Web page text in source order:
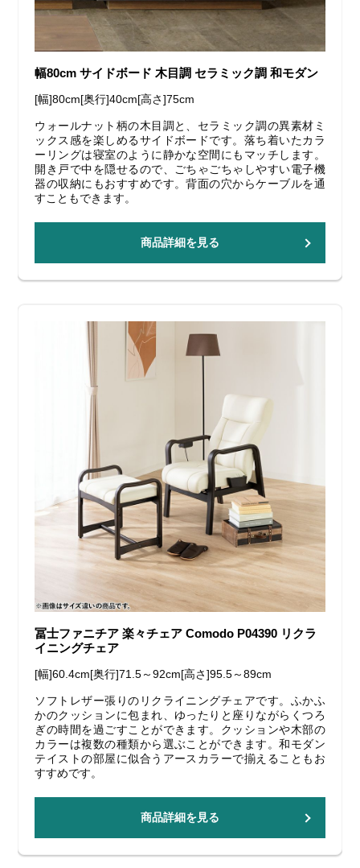
幅80cm サイドボード 木目調 セラミック調 和モダン
[幅]80cm[奥行]40cm[高さ]75cm
ウォールナット柄の木目調と、セラミック調の異素材ミ
ックス感を楽しめるサイドボードです。落ち着いたカラ
ーリングは寝室のように静かな空間にもマッチします。
開き戸で中を隠せるので、ごちゃごちゃしやすい電子機
器の収納にもおすすめです。背面の穴からケーブルを通
すこともできます。
商品詳細を見る
冨士ファニチア 楽々チェア Comodo P04390 リクラ
イニングチェア
[幅]60.4cm[奥行]71.5～92cm[高さ]95.5～89cm
ソフトレザー張りのリクライニングチェアです。ふかふ
かのクッションに包まれ、ゆったりと座りながらくつろ
ぎの時間を過ごすことができます。クッションや木部の
カラーは複数の種類から選ぶことができます。和モダン
テイストの部屋に似合うアースカラーで揃えることもお
すすめです。
商品詳細を見る